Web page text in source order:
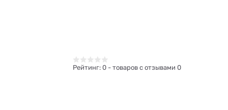
Рейтинг: 0 - товаров с отзывами 0